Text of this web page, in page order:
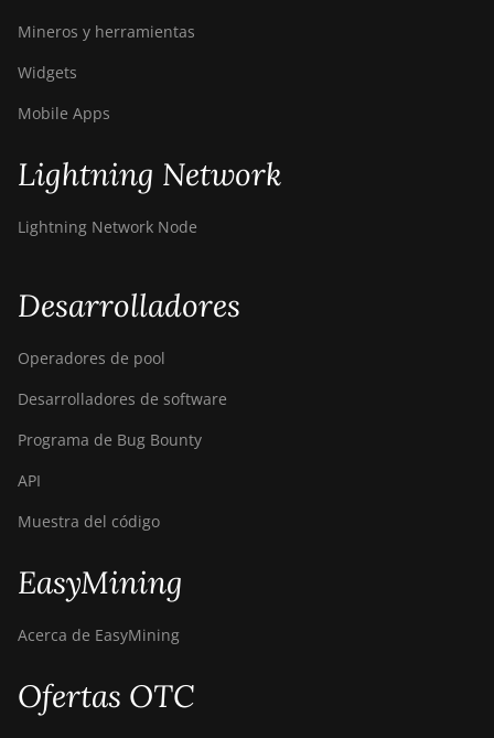
S21e XP Hyd 3U
(860Th)
BITMAIN AntMiner
BITMAIN AntMiner
BITMAIN AntMiner
S9 SE
BITMAIN AntMiner
S9j
BITMAIN AntMiner
S9k
BITMAIN AntMiner
BITMAIN AntMiner
Mineros y herramientas
Widgets
Mobile Apps
Lightning Network
Lightning Network Node
Desarrolladores
Operadores de pool
Desarrolladores de software
Programa de Bug Bounty
API
Muestra del código
EasyMining
Acerca de EasyMining
Ofertas OTC